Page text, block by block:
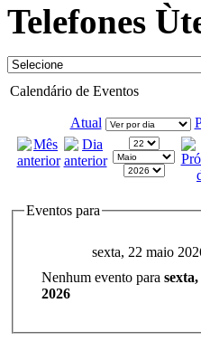
Telefones
Calendário de Eventos
Atual
Eventos para
sexta, 22 maio
Nenhum evento para
2026